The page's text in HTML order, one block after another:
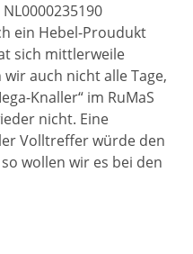
ein Hebel-Proudukt
sich mittlerweile
auch nicht alle Tage,
Knaller“ im RuMaS
nicht. Eine
Volltreffer würde den
wollen wir es bei den